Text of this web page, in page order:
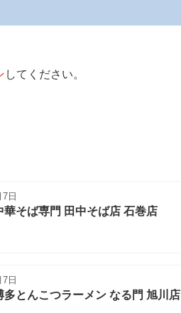
してください。
日
華そば専門 田中そば店 石巻店
日
多とんこつラーメン なる門 旭川店